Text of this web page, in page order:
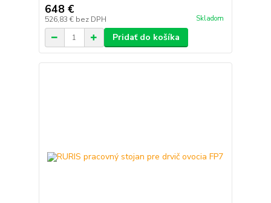
648 €
526,83 € bez DPH Skladom
Pridať do košíka